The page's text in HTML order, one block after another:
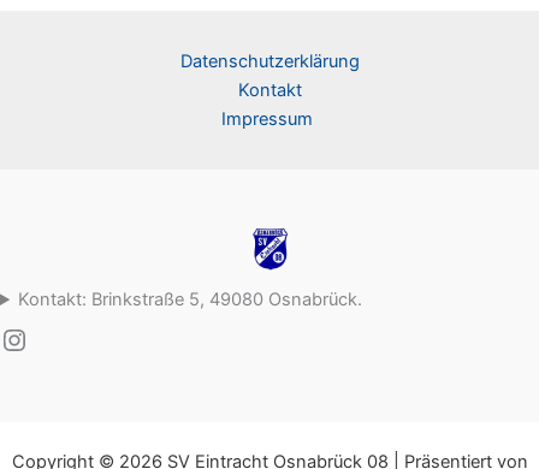
Datenschutzerklärung
Kontakt
Impressum
Kontakt: Brinkstraße 5, 49080 Osnabrück.
Instagram
Copyright © 2026 SV Eintracht Osnabrück 08 | Präsentiert von